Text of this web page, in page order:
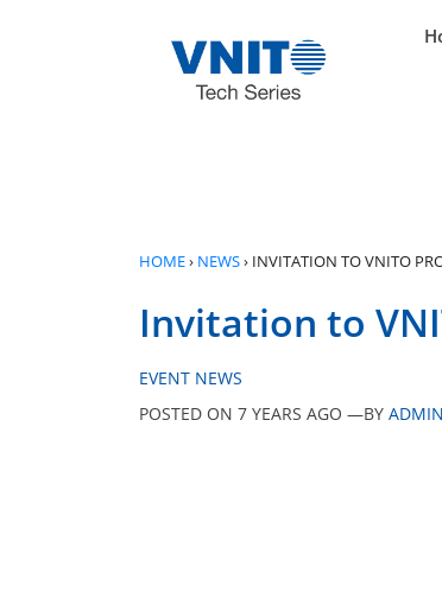
HOME› NEWS› INVITATION TO VNITO
Invitation to
EVENT NEWS
POSTED ON 7 YEARS AGO —BY ADMIN